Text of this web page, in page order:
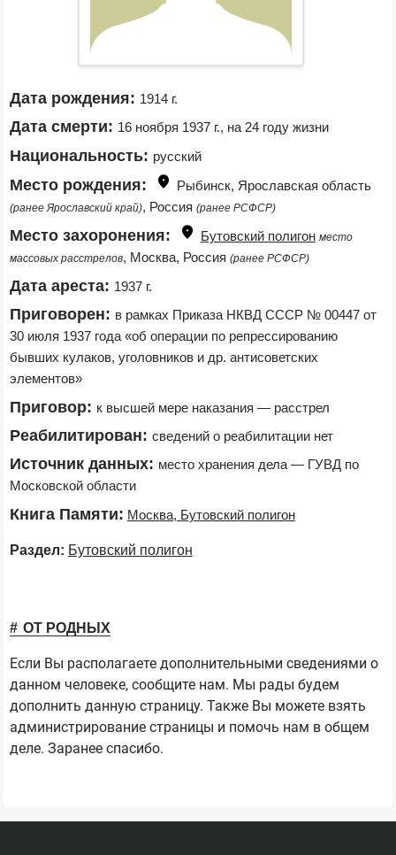
Дата рождения: 1914 г.
Дата смерти: 16 ноября 1937 г., на 24 году жизни
Национальность: русский
Место рождения: Рыбинск, Ярославская область
(ранее Ярославский край), Россия (ранее РСФСР)
Место захоронения: Бутовский полигон место
массовых расстрелов, Москва, Россия (ранее РСФСР)
Дата ареста: 1937 г.
Приговорен: в рамках Приказа НКВД СССР № 00447 от
30 июля 1937 года «об операции по репрессированию
бывших кулаков, уголовников и др. антисоветских
элементов»
Приговор: к высшей мере наказания — расстрел
Реабилитирован: сведений о реабилитации нет
Источник данных: место хранения дела — ГУВД по
Московской области
Книга Памяти: Москва, Бутовский полигон
Раздел: Бутовский полигон
ОТ РОДНЫХ
Если Вы располагаете дополнительными сведениями о
данном человеке, сообщите нам. Мы рады будем
дополнить данную страницу. Также Вы можете взять
администрирование страницы и помочь нам в общем
деле. Заранее спасибо.